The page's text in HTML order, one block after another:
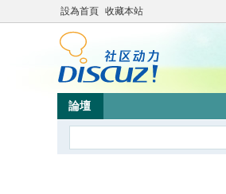
設為首頁 收藏本站
論壇